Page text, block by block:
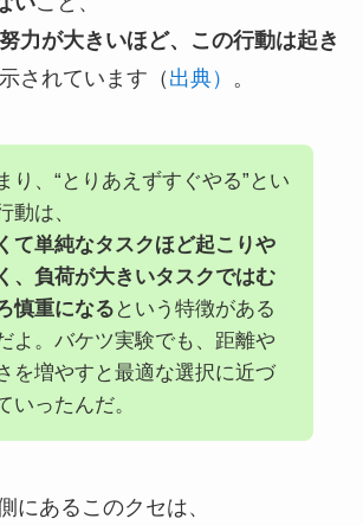
力が大きいほど、この行動は起き
されています（出典） 。
り、“とりあえずすぐやる”とい
動は、
て単純なタスクほど起こりや
、負荷が大きいタスクではむ
慎重になる という特徴がある
よ。バケツ実験でも、距離や
を増やすと最適な選択に近づ
いったんだ。
にあるこのクセは、